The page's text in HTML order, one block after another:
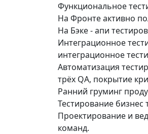
Функциональное
На Фронте активно
На Бэке - апи
Интеграционное
интеграционное
Автоматизация
трёх QA, покрытие
Ранний груминг
Тестирование бизнес
Проектирование и
команд.